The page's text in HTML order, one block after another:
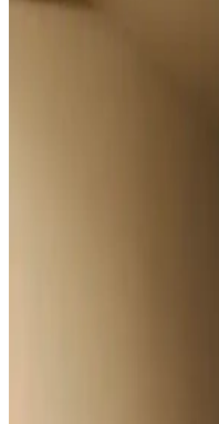
Geniş Pencereler İçin
Geniş pencereler için
ve pencere filmleri gibi
Vintage yatakların mekâna